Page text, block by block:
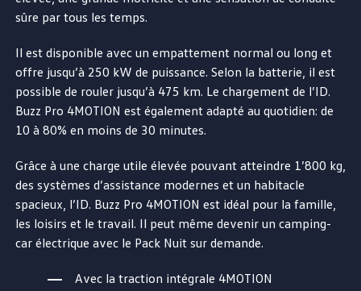
sûre par tous les temps.
Il est disponible avec un empattement normal ou long et
offre jusqu’à 250 kW de puissance. Selon la batterie, il est
possible de rouler jusqu’à 475 km. Le chargement de l’ID.
Buzz Pro 4MOTION est également adapté au quotidien: de
10 à 80% en moins de 30 minutes.
Grâce à une charge utile élevée pouvant atteindre 1’800 kg,
des systèmes d’assistance modernes et un habitacle
spacieux, l’ID. Buzz Pro 4MOTION est idéal pour la famille,
les loisirs et le travail. Il peut même devenir un camping-
car électrique avec le Pack Nuit sur demande.
Avec la traction intégrale 4MOTION